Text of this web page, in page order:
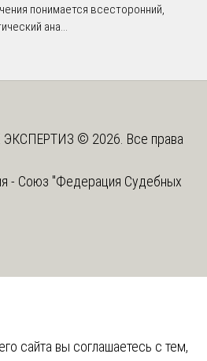
понимается всесторонний,
ана...
© 2026. Все права
- Союз "Федерация Судебных
сайта вы соглашаетесь с тем,